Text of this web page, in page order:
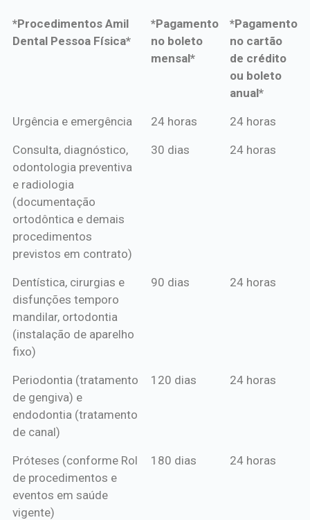
*Procedimentos Amil
Dental Pessoa Física*
*Pagamento
no boleto
mensal*
*Pagamento
no cartão
de crédito
ou boleto
anual*
*Procedimentos Amil
*Pagamento
mensal*
*Pagamento
de crédito
Urgência e emergência 24 horas 24 horas
Consulta, diagnóstico,
odontologia preventiva
e radiologia
(documentação
ortodôntica e demais
procedimentos
previstos em contrato)
30 dias 24 horas
Dentística, cirurgias e
disfunções temporo
mandilar, ortodontia
(instalação de aparelho
fixo)
90 dias 24 horas
Periodontia (tratamento
de gengiva) e
endodontia (tratamento
de canal)
120 dias 24 horas
Próteses (conforme Rol
de procedimentos e
eventos em saúde
vigente)
180 dias 24 horas